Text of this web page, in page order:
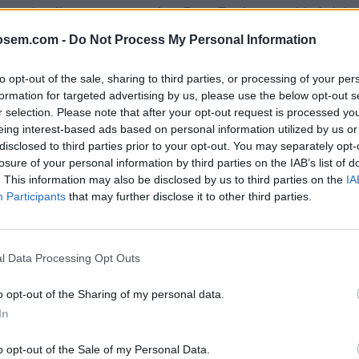
- Do Not Process My Personal Information
opt-out of the sale, sharing to third parties, or processing of your
for targeted advertising by us, please use the below opt-out
selection. Please note that after your opt-out request is processed
interest-based ads based on personal information utilized by us
to third parties prior to your opt-out. You may separately
of your personal information by third parties on the IAB’s list of
This information may also be disclosed by us to third parties on the
Participants that may further disclose it to other third parties.
Data Processing Opt Outs
opt-out of the Sharing of my personal data.
opt-out of the Sale of my Personal Data.
que los últimosno transmiten Page Rankoautoridadal
de que no exista unatributo Nofollowen el enlace, por lo
sería:
pagina.html”>Texto
pagina.html”
, pero ten